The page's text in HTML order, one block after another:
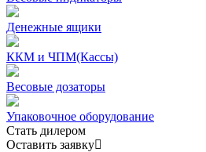
Денежные ящики
ККМ и ЧПМ(Кассы)
Весовые дозаторы
Упаковочное оборудование
Стать дилером
Оставить заявку